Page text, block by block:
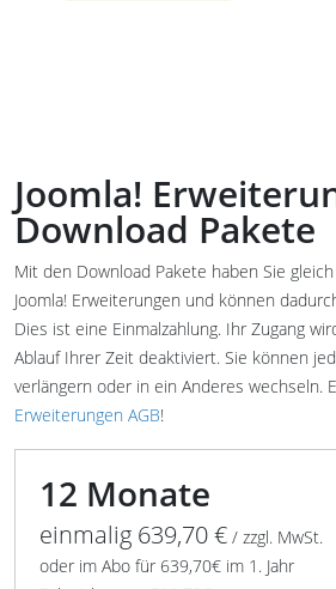
Joomla!
Download Pakete
Mit den Download Pakete haben Sie
Joomla! Erweiterungen und können
Dies ist eine Einmalzahlung. Ihr Zugang
Ablauf Ihrer Zeit deaktiviert. Sie können
verlängern oder in ein Anderes wechseln.
Erweiterungen AGB!
12 Monate
einmalig 639,70 € / zzgl. MwSt.
oder im Abo für 639,70€ im 1. Jahr